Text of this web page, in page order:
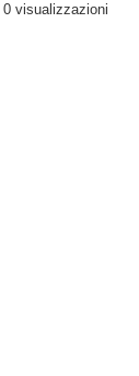
0 visualizzazioni